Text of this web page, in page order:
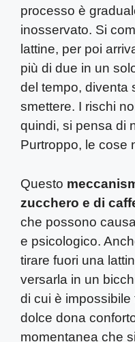
processo è
inosservato. Si
lattine, per poi
più di due in un
del tempo, diventa
smettere. I rischi
quindi, si pensa di
Purtroppo, le cose
Questo
zucchero e di
che possono
e psicologico.
tirare fuori una
versarla in un
di cui è
dolce dona
momentanea che